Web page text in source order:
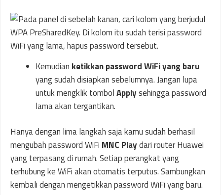
Kemudian ketikkan password WiFi yang baru
yang sudah disiapkan sebelumnya. Jangan lupa
untuk mengklik tombolApplysehingga password
lama akan tergantikan.
Hanya dengan lima langkah saja kamu sudah berhasil
mengubah password WiFi MNC Playdari router Huawei
yang terpasang di rumah. Setiap perangkat yang
terhubung ke WiFi akan otomatis terputus. Sambungkan
kembali dengan mengetikkan password WiFi yang baru.